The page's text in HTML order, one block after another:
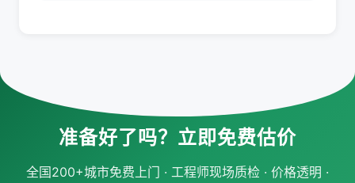
准备好了吗？立即免费估价
全国200+城市免费上门 · 工程师现场质检 · 价格透明 ·